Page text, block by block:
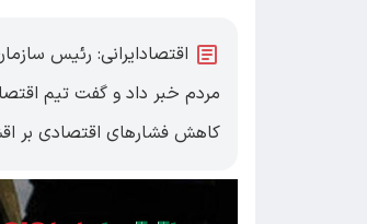
اقتصادایرانی: رئیس
مردم خبر داد و گفت تیم
کاهش فشار‌های اقتصادی بر